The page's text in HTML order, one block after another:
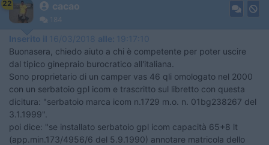
22 cacao
184
Inserito il 16/03/2018 alle: 19:17:10
Buonasera, chiedo aiuto a chi è competente per poter uscire
dal tipico ginepraio burocratico all'italiana.
Sono proprietario di un camper vas 46 qli omologato nel 2000
con un serbatoio gpl icom e trascritto sul libretto con questa
dicitura: "serbatoio marca icom n.1729 m.o. n. 01bg238267 del
3.1.1999".
poi dice: "se installato serbatoio gpl icom capacità 65+8 lt
(app.min.173/4956/6 del 5.9.1990) annotare matricola dello